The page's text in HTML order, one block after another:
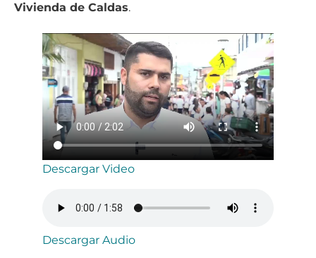
Vivienda de Caldas.
Descargar Video
Descargar Audio